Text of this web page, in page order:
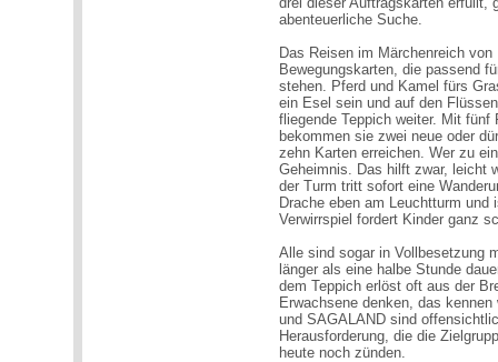
abenteuerliche Suche.
Das Reisen im Märchenreich
Bewegungskarten, die passend
stehen. Pferd und Kamel fürs
ein Esel sein und auf den
fliegende Teppich weiter. Mit
bekommen sie zwei neue oder
zehn Karten erreichen. Wer zu
Geheimnis. Das hilft zwar, leicht
der Turm tritt sofort eine
Drache eben am Leuchtturm
Verwirrspiel fordert Kinder ganz
Alle sind sogar in Vollbesetzung
länger als eine halbe Stunde
dem Teppich erlöst oft aus der
Erwachsene denken, das
und SAGALAND sind
Herausforderung, die die
heute noch zünden.